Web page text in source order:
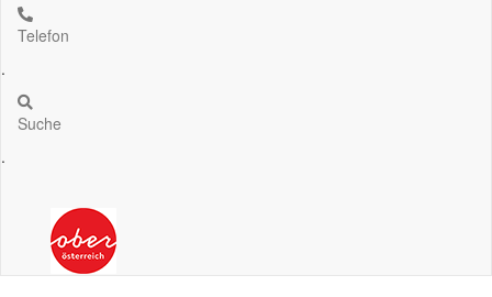
Telefon
.
Suche
.